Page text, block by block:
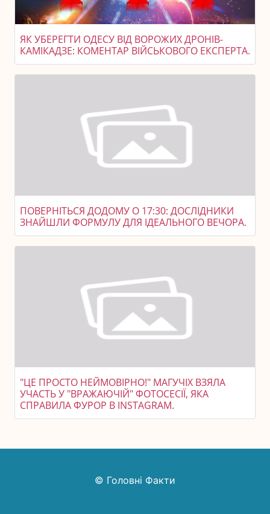
ЯК УБЕРЕГТИ ОДЕСУ ВІД ВОРОЖИХ ДРОНІВ-
КАМІКАДЗЕ: КОМЕНТАР ВІЙСЬКОВОГО ЕКСПЕРТА.
ПОВЕРНІТЬСЯ ДОДОМУ О 17:30: ДОСЛІДНИКИ
ЗНАЙШЛИ ФОРМУЛУ ДЛЯ ІДЕАЛЬНОГО ВЕЧОРА.
"ЦЕ ПРОСТО НЕЙМОВІРНО!" МАГУЧІХ ВЗЯЛА
УЧАСТЬ У "ВРАЖАЮЧІЙ" ФОТОСЕСІЇ, ЯКА
СПРАВИЛА ФУРОР В INSTAGRAM.
© Головні Факти